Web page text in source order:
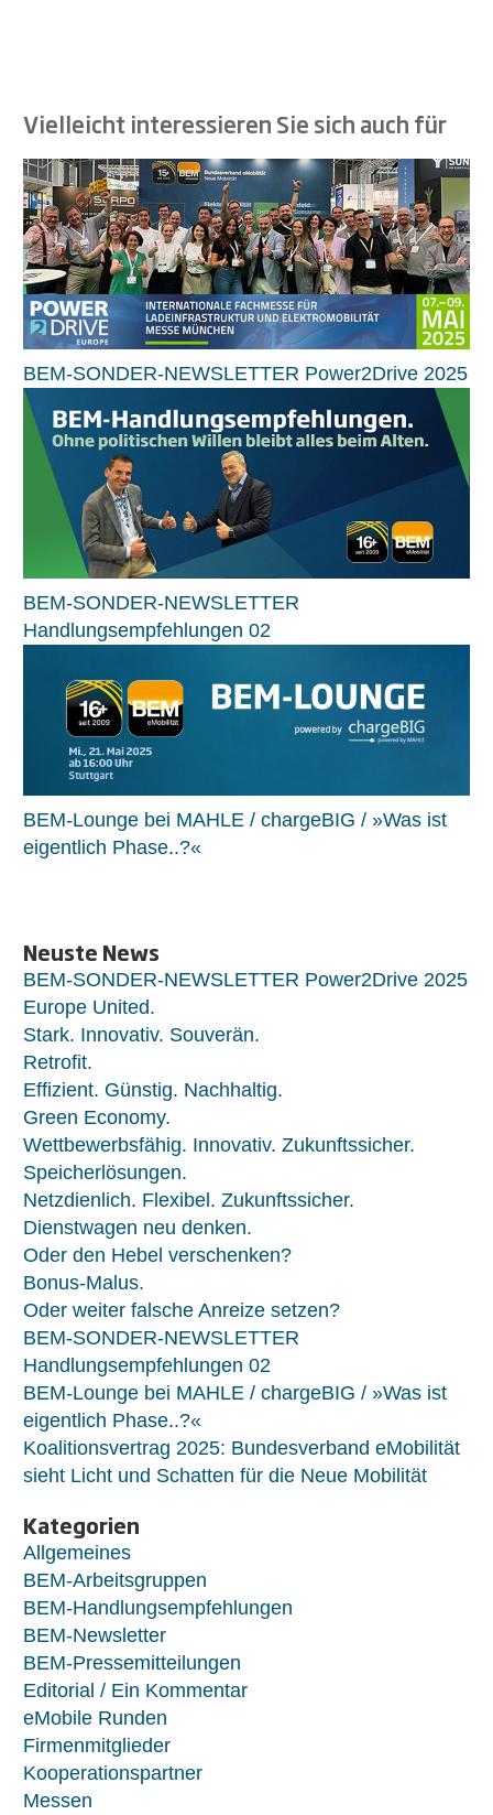
Vielleicht interessieren Sie sich auch für
BEM-SONDER-NEWSLETTER Power2Drive 2025
BEM-SONDER-NEWSLETTER
Handlungsempfehlungen 02
BEM-Lounge bei MAHLE / chargeBIG / »Was ist
eigentlich Phase..?«
Neuste News
BEM-SONDER-NEWSLETTER Power2Drive 2025
Europe United.
Stark. Innovativ. Souverän.
Retrofit.
Effizient. Günstig. Nachhaltig.
Green Economy.
Wettbewerbsfähig. Innovativ. Zukunftssicher.
Speicherlösungen.
Netzdienlich. Flexibel. Zukunftssicher.
Dienstwagen neu denken.
Oder den Hebel verschenken?
Bonus-Malus.
Oder weiter falsche Anreize setzen?
BEM-SONDER-NEWSLETTER
Handlungsempfehlungen 02
BEM-Lounge bei MAHLE / chargeBIG / »Was ist
eigentlich Phase..?«
Koalitionsvertrag 2025: Bundesverband eMobilität
sieht Licht und Schatten für die Neue Mobilität
Kategorien
Allgemeines
BEM-Arbeitsgruppen
BEM-Handlungsempfehlungen
BEM-Newsletter
BEM-Pressemitteilungen
Editorial / Ein Kommentar
eMobile Runden
Firmenmitglieder
Kooperationspartner
Messen